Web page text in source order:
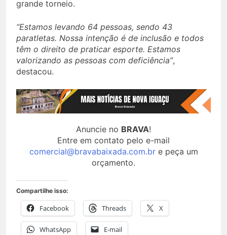
grande torneio.
“Estamos levando 64 pessoas, sendo 43
paratletas. Nossa intenção é de inclusão e todos
têm o direito de praticar esporte. Estamos
valorizando as pessoas com deficiência”,
destacou.
Anuncie no BRAVA!
Entre em contato pelo e-mail
comercial@bravabaixada.com.bre peça um
orçamento.
Compartilhe isso:
Facebook Threads X
WhatsApp E-mail